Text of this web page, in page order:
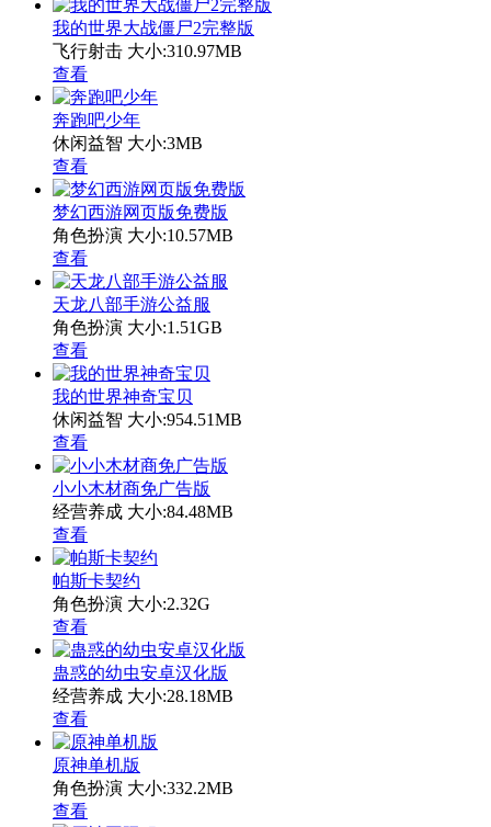
我的世界大战僵尸2完整版
飞行射击 大小:310.97MB
查看
奔跑吧少年
休闲益智 大小:3MB
查看
梦幻西游网页版免费版
角色扮演 大小:10.57MB
查看
天龙八部手游公益服
角色扮演 大小:1.51GB
查看
我的世界神奇宝贝
休闲益智 大小:954.51MB
查看
小小木材商免广告版
经营养成 大小:84.48MB
查看
帕斯卡契约
角色扮演 大小:2.32G
查看
蛊惑的幼虫安卓汉化版
经营养成 大小:28.18MB
查看
原神单机版
角色扮演 大小:332.2MB
查看